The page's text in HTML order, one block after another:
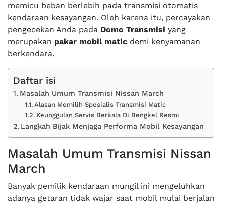
memicu beban berlebih pada transmisi otomatis
kendaraan kesayangan. Oleh karena itu, percayakan
pengecekan Anda pada Domo Transmisi yang
merupakan pakar mobil matic demi kenyamanan
berkendara.
Daftar isi
Masalah Umum Transmisi Nissan March
Alasan Memilih Spesialis Transmisi Matic
Keunggulan Servis Berkala Di Bengkel Resmi
Langkah Bijak Menjaga Performa Mobil Kesayangan
Masalah Umum Transmisi Nissan
March
Banyak pemilik kendaraan mungil ini mengeluhkan
adanya getaran tidak wajar saat mobil mulai berjalan